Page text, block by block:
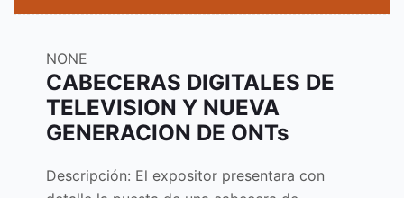
NONE
CABECERAS DIGITALES DE
TELEVISION Y NUEVA
GENERACION DE ONTs
Descripción: El expositor presentara con